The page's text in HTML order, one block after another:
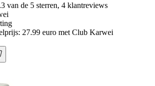
van de 5 sterren, 4 klantreviews
27.99 euro met Club Karwei